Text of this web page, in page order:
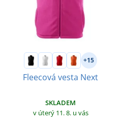
+15
Fleecová vesta Next
SKLADEM
v úterý 11. 8. u vás